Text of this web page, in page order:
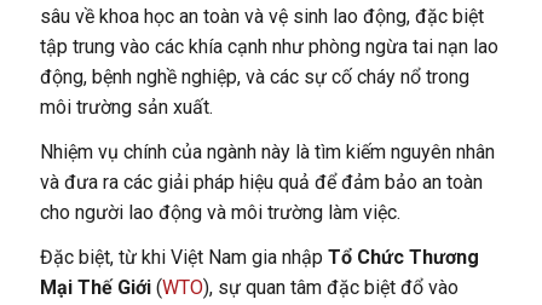
sâu về khoa học an toàn và vệ sinh lao động, đặc biệt
tập trung vào các khía cạnh như phòng ngừa tai nạn lao
động, bệnh nghề nghiệp, và các sự cố cháy nổ trong
môi trường sản xuất.
Nhiệm vụ chính của ngành này là tìm kiếm nguyên nhân
và đưa ra các giải pháp hiệu quả để đảm bảo an toàn
cho người lao động và môi trường làm việc.
Đặc biệt, từ khi Việt Nam gia nhập Tổ Chức Thương
Mại Thế Giới(WTO), sự quan tâm đặc biệt đổ vào